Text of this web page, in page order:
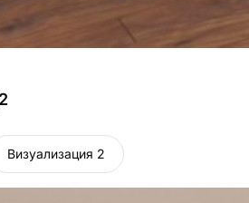
2
Визуализация 2